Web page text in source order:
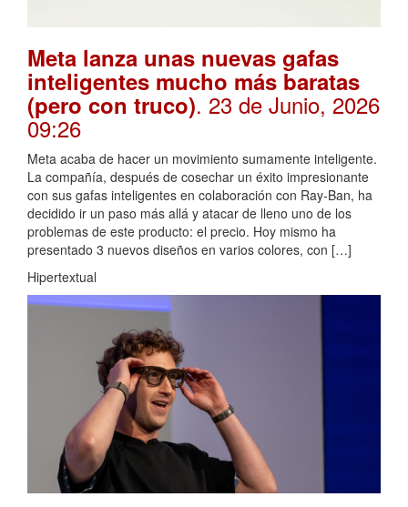
Meta lanza unas nuevas gafas
inteligentes mucho más baratas
(pero con truco). 23 de Junio, 2026
09:26
Meta acaba de hacer un movimiento sumamente inteligente.
La compañía, después de cosechar un éxito impresionante
con sus gafas inteligentes en colaboración con Ray-Ban, ha
decidido ir un paso más allá y atacar de lleno uno de los
problemas de este producto: el precio. Hoy mismo ha
presentado 3 nuevos diseños en varios colores, con […]
Hipertextual